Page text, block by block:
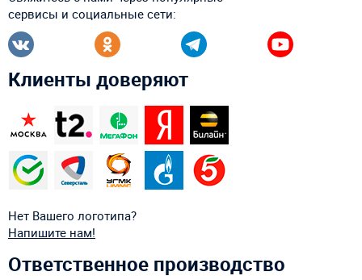
сервисы и социальные сети:
Клиенты доверяют
Нет Вашего логотипа?
Напишите нам!
Ответственное производство